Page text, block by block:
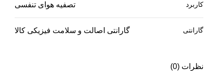
کاربرد تصفیه هوای تنفسی
گارانتی گارانتی اصالت و سلامت فیزیکی کالا
نظرات (0)